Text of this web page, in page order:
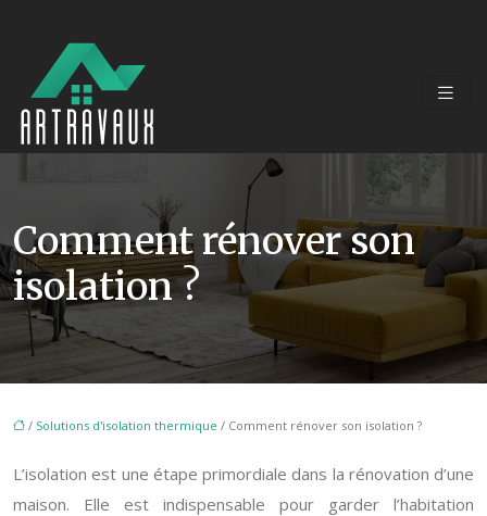
Comment rénover son
isolation ?
/ Solutions d'isolation thermique / Comment rénover son isolation ?
L’isolation est une étape primordiale dans la rénovation d’une
maison. Elle est indispensable pour garder l’habitation